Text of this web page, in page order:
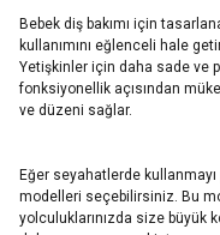
Bebek diş bakımı için
kullanımını eğlenceli hale
Yetişkinler için daha sade ve
fonksiyonellik açısından
ve düzeni sağlar.
Eğer seyahatlerde kullanmayı
modelleri seçebilirsiniz. Bu
yolculuklarınızda size büyük